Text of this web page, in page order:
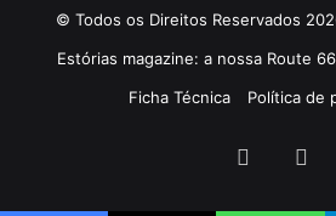
© Todos os Direitos Reservados
Estórias magazine: a nossa Route
Ficha Técnica
Política de
Facebook